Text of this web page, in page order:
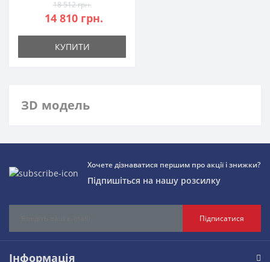
18 512 грн.
14 810 грн.
КУПИТИ
ЗD модель
Хочете дізнаватися першим про акції і знижки?
Підпишіться на нашу розсилку
Підписатися
Інформація